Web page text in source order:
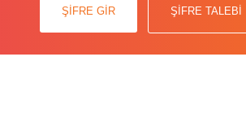
aşkın veteriner hekim katıldı.
ŞİFRE GİR ŞİFRE TALEBİ